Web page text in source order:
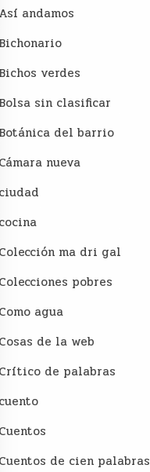
Así andamos
Bichonario
Bichos verdes
Bolsa sin clasificar
Botánica del barrio
Cámara nueva
ciudad
cocina
Colección ma dri gal
Colecciones pobres
Como agua
Cosas de la web
Crítico de palabras
cuento
Cuentos
Cuentos de cien palabras